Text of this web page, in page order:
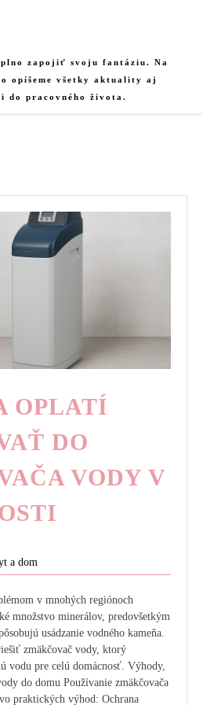
zapojiť svoju fantáziu. Na
opíšeme všetky aktuality aj
do pracovného života.
OPLATÍ
DO
VODY V
a dom
v mnohých regiónoch
množstvo minerálov, predovšetkým
usádzanie vodného kameňa.
zmäkčovač vody, ktorý
vodu pre celú domácnosť. Výhody,
do domu Používanie zmäkčovača
praktických výhod: Ochrana